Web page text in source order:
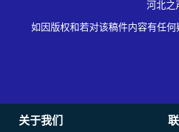
河北之
如因版权和若对该稿件内容有任
关于我们